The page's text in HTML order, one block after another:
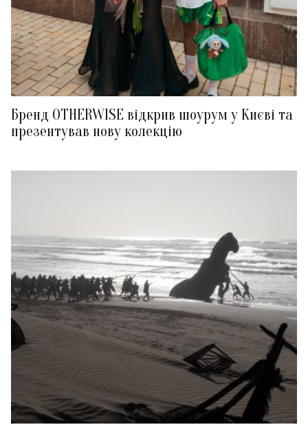
Бренд OTHERWISE відкрив шоурум у Києві та
презентував нову колекцію